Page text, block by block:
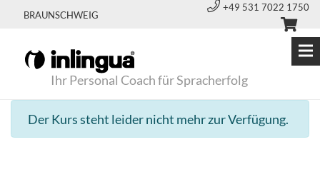
BRAUNSCHWEIG
+49 531 7022 1750
Ihr Personal Coach für Spracherfolg
Der Kurs steht leider nicht mehr zur Verfügung.